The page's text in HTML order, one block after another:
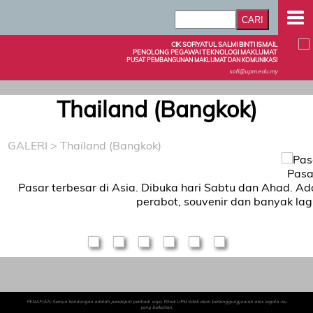
CIK SOFIYATUL SALMI BINTI ISMAIL
PENOLONG PEGAWAI TEKNOLOGI MAKLUMAT
PUSAT PEMBANGUNAN MAKLUMAT DAN KOMUNIKASI
sofi@upm.edu.my
Thailand (Bangkok)
GALERI > Thailand (Bangkok)
Pasar terbesar di Asia. Dibuka hari Sabtu dan Ahad.
perabot, souvenir dan banyak
PENAFIAN: Semua kandungan adalah pendapat peribadi saya. Pihak UPM tidak akan bertanggungjawab atas segala isu
yang berkaitan.